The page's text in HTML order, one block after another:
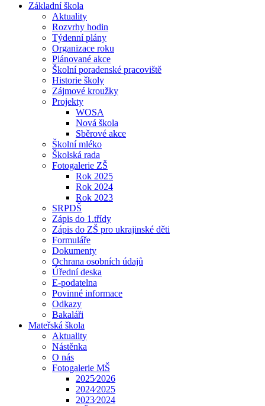
Základní škola
Aktuality
Rozvrhy hodin
Týdenní plány
Organizace roku
Plánované akce
Školní poradenské pracoviště
Historie školy
Zájmové kroužky
Projekty
WOSA
Nová škola
Sběrové akce
Školní mléko
Školská rada
Fotogalerie ZŠ
Rok 2025
Rok 2024
Rok 2023
SRPDŠ
Zápis do 1.třídy
Zápis do ZŠ pro ukrajinské děti
Formuláře
Dokumenty
Ochrana osobních údajů
Úřední deska
E-podatelna
Povinné informace
Odkazy
Bakaláři
Mateřská škola
Aktuality
Nástěnka
O nás
Fotogalerie MŠ
2025⁄2026
2024⁄2025
2023⁄2024